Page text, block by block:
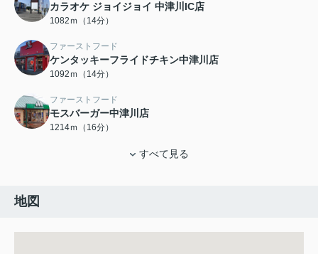
カラオケ ジョイジョイ 中津川IC店
1082ｍ（14分）
ファーストフード
ケンタッキーフライドチキン中津川店
1092ｍ（14分）
ファーストフード
モスバーガー中津川店
1214ｍ（16分）
すべて見る
地図